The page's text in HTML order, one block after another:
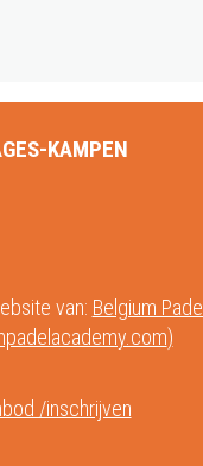
KAMPEN
van: Belgium Padel
)
/inschrijven